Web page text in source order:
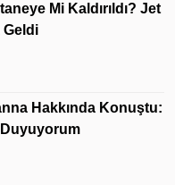
Mi Kaldırıldı? Jet
Geldi
Hakkında Konuştu: